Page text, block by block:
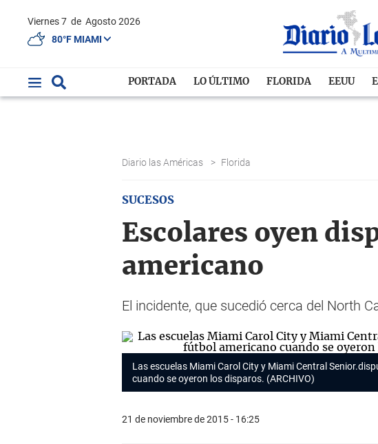
Viernes 7 de Agosto 2026
80°F MIAMI
PORTADA LO ÚLTIMO FLORIDA EEUU
Diario las Américas > Florida
SUCESOS
Escolares oyen
americano
El incidente, que sucedió cerca del North
Las escuelas Miami Carol City y Miami Central
cuando se oyeron los disparos. (ARCHIVO)
21 de noviembre de 2015 - 16:25